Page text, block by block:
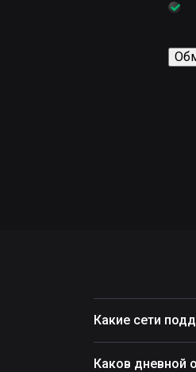
Какие сети
Каков дневной